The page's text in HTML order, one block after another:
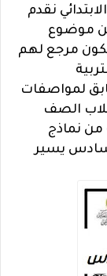
نقدم
موضوع
مرجع لهم
لمواصفات
الصف
نماذج
يسير